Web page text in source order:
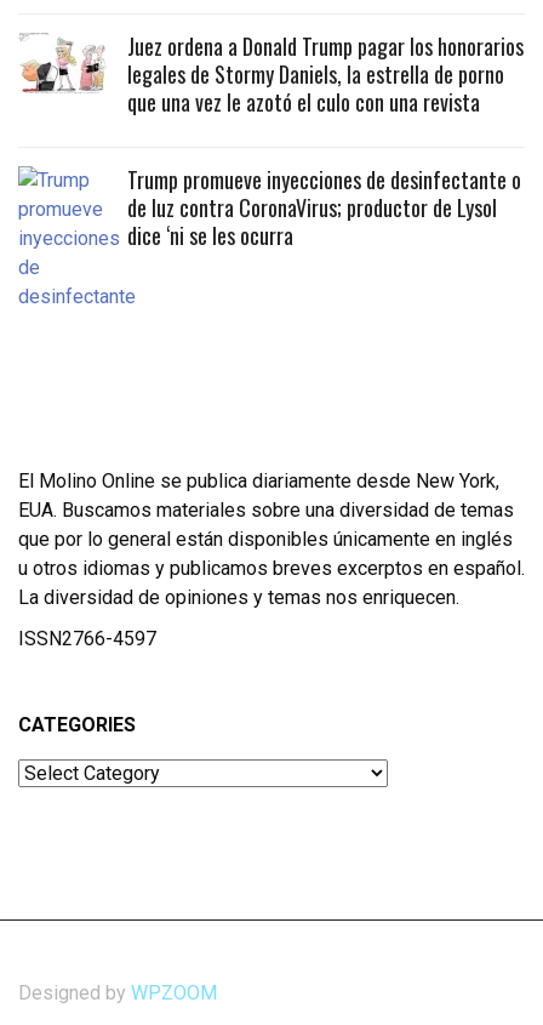
Juez ordena a Donald Trump pagar los honorarios
legales de Stormy Daniels, la estrella de porno
que una vez le azotó el culo con una revista
Trump promueve inyecciones de desinfectante o
de luz contra CoronaVirus; productor de Lysol
dice ‘ni se les ocurra
El Molino Online se publica diariamente desde New York,
EUA. Buscamos materiales sobre una diversidad de temas
que por lo general están disponibles únicamente en inglés
u otros idiomas y publicamos breves excerptos en español.
La diversidad de opiniones y temas nos enriquecen.
ISSN2766-4597
CATEGORIES
Categories
Designed by WPZOOM